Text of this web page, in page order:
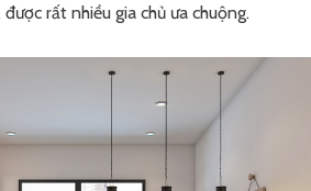
rất nhiều gia chủ ưa chuộng.